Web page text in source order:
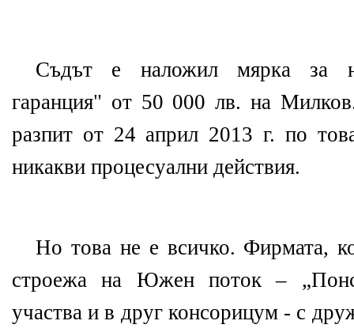
Съдът е наложил мярка за
гаранция" от 50 000 лв. на
разпит от 24 април 2013 г. по
никакви процесуални действия.
Но това не е всичко. Фирмата,
строежа на Южен поток –
участва и в друг консорицум - с